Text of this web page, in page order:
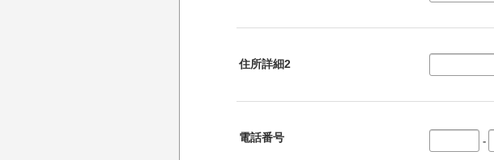
住所詳細2
電話番号 -